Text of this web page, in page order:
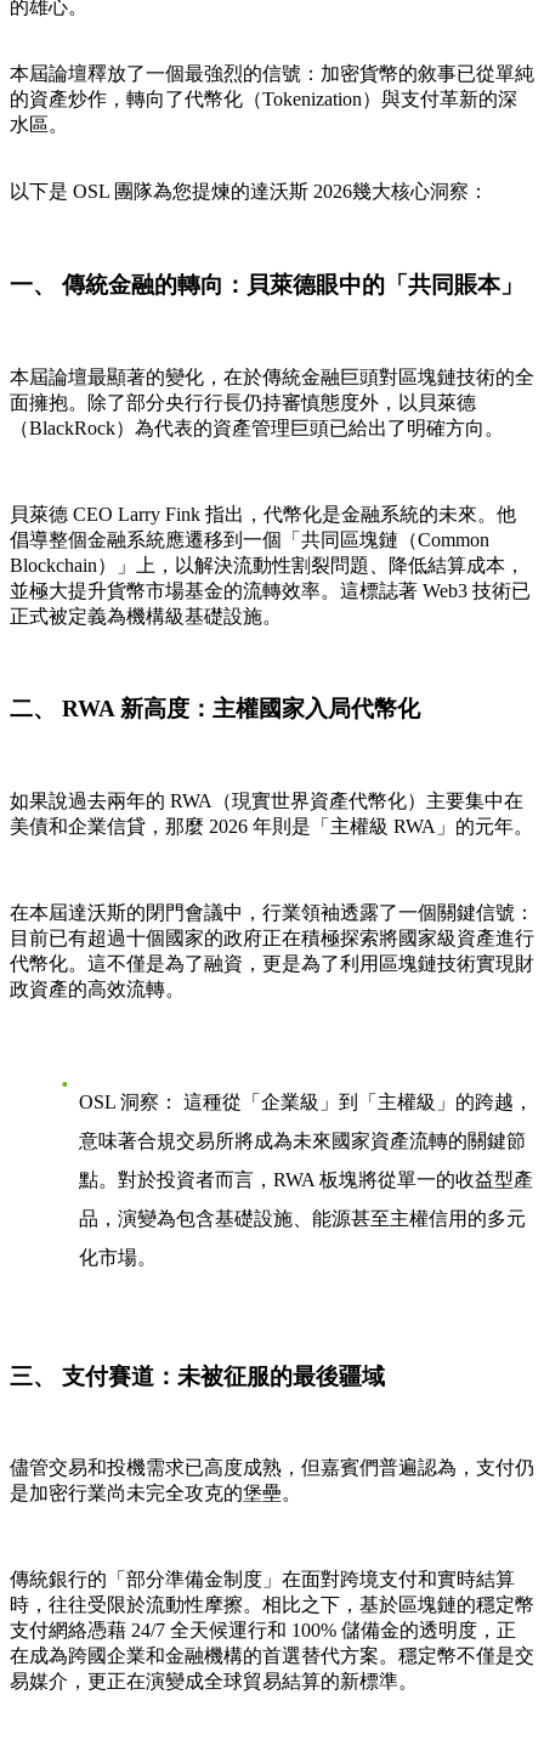
的雄心。
本屆論壇釋放了一個最強烈的信號：加密貨幣的敘事已從單純
的資產炒作，轉向了代幣化（Tokenization）與支付革新的深
水區。
以下是 OSL 團隊為您提煉的達沃斯 2026幾大核心洞察：
一、 傳統金融的轉向：貝萊德眼中的「共同賬本」
本屆論壇最顯著的變化，在於傳統金融巨頭對區塊鏈技術的全
面擁抱。除了部分央行行長仍持審慎態度外，以貝萊德
（BlackRock）為代表的資產管理巨頭已給出了明確方向。
貝萊德 CEO Larry Fink 指出，代幣化是金融系統的未來。他
倡導整個金融系統應遷移到一個「共同區塊鏈（Common
Blockchain）」上，以解決流動性割裂問題、降低結算成本，
並極大提升貨幣市場基金的流轉效率。這標誌著 Web3 技術已
正式被定義為機構級基礎設施。
二、 RWA 新高度：主權國家入局代幣化
如果說過去兩年的 RWA（現實世界資產代幣化）主要集中在
美債和企業信貸，那麼 2026 年則是「主權級 RWA」的元年。
在本屆達沃斯的閉門會議中，行業領袖透露了一個關鍵信號：
目前已有超過十個國家的政府正在積極探索將國家級資產進行
代幣化。這不僅是為了融資，更是為了利用區塊鏈技術實現財
政資產的高效流轉。
OSL 洞察：
這種從「企業級」到「主權級」的跨越，
意味著合規交易所將成為未來國家資產流轉的關鍵節
點。對於投資者而言，RWA 板塊將從單一的收益型產
品，演變為包含基礎設施、能源甚至主權信用的多元
化市場。
三、 支付賽道：未被征服的最後疆域
儘管交易和投機需求已高度成熟，但嘉賓們普遍認為，支付仍
是加密行業尚未完全攻克的堡壘。
傳統銀行的「部分準備金制度」在面對跨境支付和實時結算
時，往往受限於流動性摩擦。相比之下，基於區塊鏈的穩定幣
支付網絡憑藉 24/7 全天候運行和 100% 儲備金的透明度，正
在成為跨國企業和金融機構的首選替代方案。穩定幣不僅是交
易媒介，更正在演變成全球貿易結算的新標準。